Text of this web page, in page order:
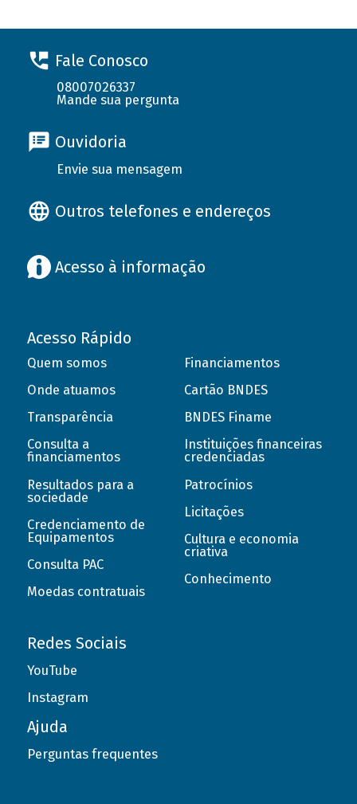
Fale Conosco
08007026337
Mande sua pergunta
Ouvidoria
Envie sua mensagem
Outros telefones e endereços
Acesso à informação
Acesso Rápido
Quem somos
Onde atuamos
Transparência
Consulta a
financiamentos
Resultados para a
sociedade
Credenciamento de
Equipamentos
Consulta PAC
Moedas contratuais
Financiamentos
Cartão BNDES
BNDES Finame
Instituições financeiras
credenciadas
Patrocínios
Licitações
Cultura e economia
criativa
Conhecimento
Redes Sociais
YouTube
Instagram
Ajuda
Perguntas frequentes